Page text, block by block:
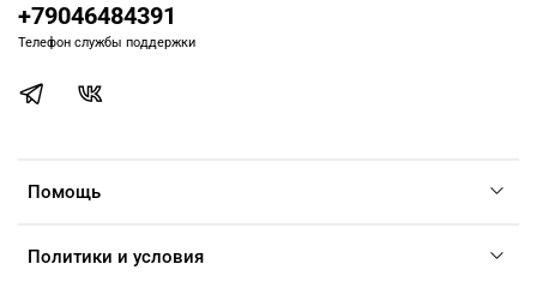
Помощь
Политики и условия
+79046484391
Телефон службы поддержки